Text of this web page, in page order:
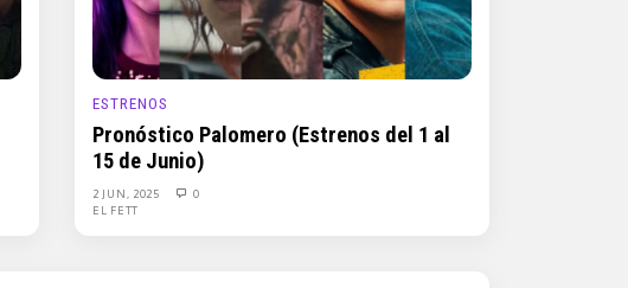
ESTRENOS
Pronóstico Palomero (Estrenos del 1 al
15 de Junio)
2 JUN, 2025
0
EL FETT